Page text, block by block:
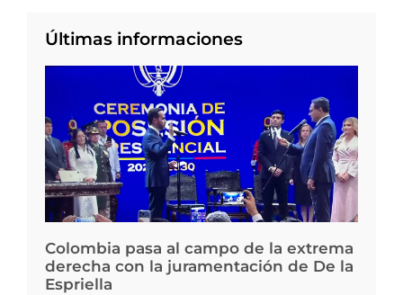
Últimas informaciones
Colombia pasa al campo de la extrema
derecha con la juramentación de De la
Espriella